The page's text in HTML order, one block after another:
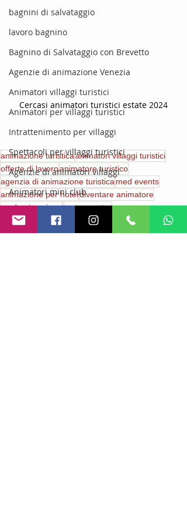
bagnini di salvataggio
lavoro bagnino
Bagnino di Salvataggio con Brevetto
Agenzie di animazione Venezia
Animatori villaggi turistici
Animatori per villaggi turistici
Intrattenimento per villaggi
Spettacoli per villaggi turistici
Agenzie di animatori villaggi
Animatori mini club
Animatori Kids Club
Cercasi animatori turistici estate 2024
animazione turisticaanimatori villaggi turistici
offerte di lavoroanimatore turistico
agenzia di animazione turistica med events
animazione per hoteldiventare animatore
med animazionetour operator
agenzie di animazione in italia
cipro
corsi per animatoristage per animatori